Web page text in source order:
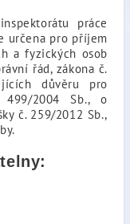
práce
určena pro příjem
a fyzických osob
řád, zákona č.
důvěru pro
499/2004 Sb., o
č. 259/2012 Sb.,